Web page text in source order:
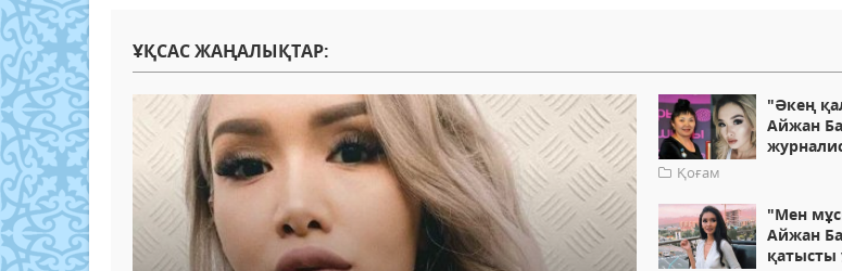
ҰҚСАС ЖАҢАЛЫҚТАР:
"Әкең
Айжан
Қоғам
"Мен
Айжан